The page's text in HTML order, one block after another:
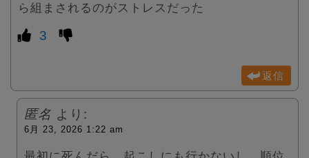
ら組まされるのがストレスだった
3
返信
匿名 より:
6月 23, 2026 1:22 am